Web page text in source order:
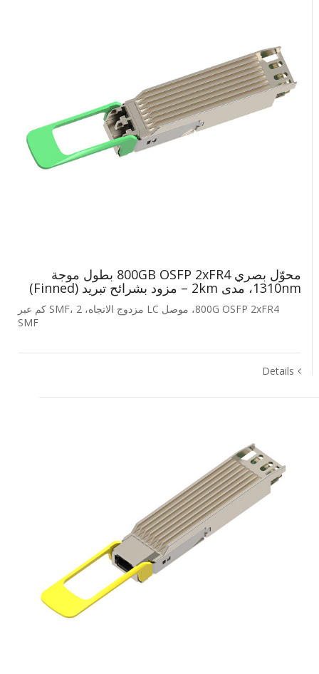
محوّل بصري 800GB OSFP 2xFR4 بطول موجة
1310nm، مدى 2km – مزود بشرائح تبريد (Finned)
800G OSFP 2xFR4، موصل LC مزدوج الاتجاه، SMF، 2 كم عبر
SMF
Details